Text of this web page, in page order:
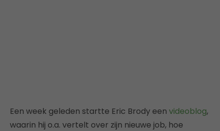
Een week geleden startte Eric Brody een videoblog,
waarin hij o.a. vertelt over zijn nieuwe job, hoe